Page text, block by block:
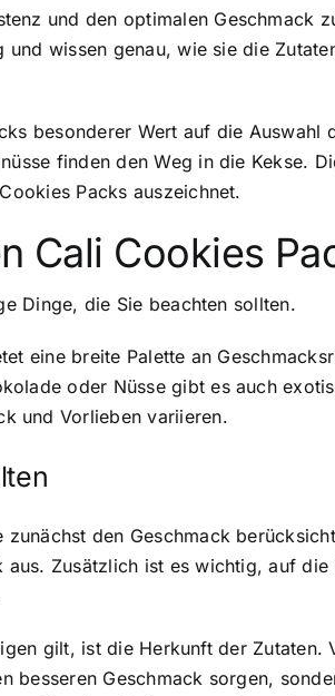
und den optimalen Geschmack
wissen genau, wie sie die
besonderer Wert auf die
finden den Weg in die Kekse.
Packs auszeichnet.
Cali Cookies
Dinge, die Sie beachten sollten.
eine breite Palette an
oder Nüsse gibt es auch
und Vorlieben variieren.
den Geschmack
Zusätzlich ist es wichtig, auf
gilt, ist die Herkunft der
besseren Geschmack sorgen,